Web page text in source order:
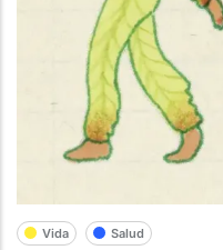
Vida Salud